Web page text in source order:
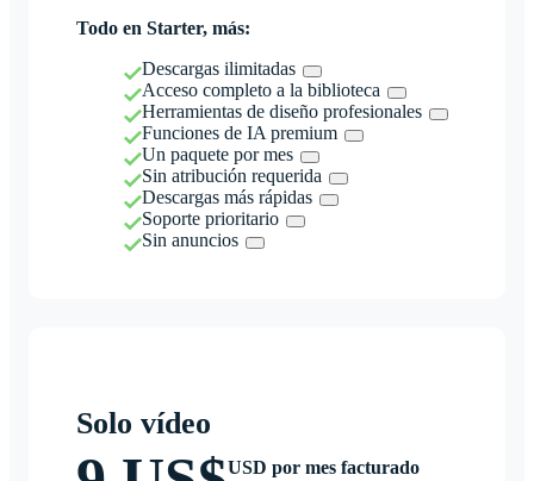
Todo en Starter, más:
Descargas ilimitadas
Acceso completo a la biblioteca
Herramientas de diseño profesionales
Funciones de IA premium
Un paquete por mes
Sin atribución requerida
Descargas más rápidas
Soporte prioritario
Sin anuncios
Solo vídeo
USD por mes facturado